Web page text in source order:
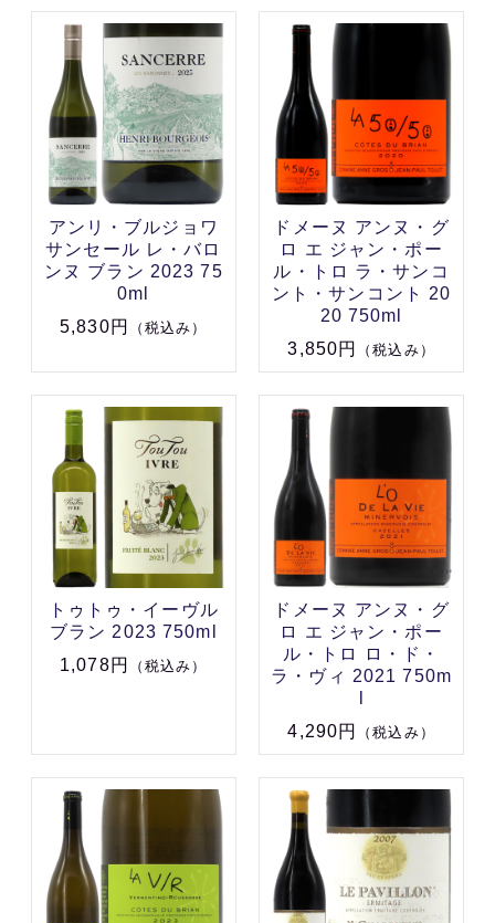
アンリ・ブルジョワ
サンセール レ・バロ
ンヌ ブラン 2023 75
0ml
5,830円
（税込み）
ドメーヌ アンヌ・グ
ロ エ ジャン・ポー
ル・トロ ラ・サンコ
ント・サンコント 20
20 750ml
3,850円
（税込み）
トゥトゥ・イーヴル
ブラン 2023 750ml
1,078円
（税込み）
ドメーヌ アンヌ・グ
ロ エ ジャン・ポー
ル・トロ ロ・ド・
ラ・ヴィ 2021 750m
4,290円
（税込み）